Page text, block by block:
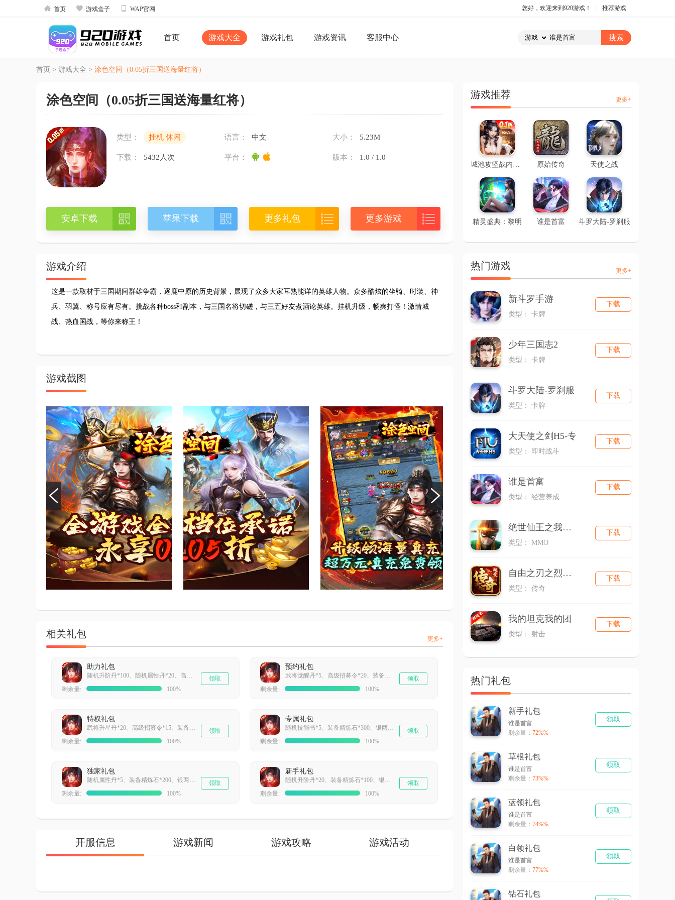
 首页  游戏盒子  WAP官网 您好，欢迎来到920游戏！ 推荐游戏
首页 游戏大全 游戏礼包 游戏资讯 客服中心
首页 > 游戏大全 > 涂色空间（0.05折三国送海量红将）
涂色空间（0.05折三国送海量红将）
类型： 挂机 休闲 语言： 中文 大小： 5.23M
下载： 5432人次 平台： 版本： 1.0 / 1.0
安卓下载  苹果下载  更多礼包  更多游戏 
游戏介绍
这是一款取材于三国期间群雄争霸，逐鹿中原的历史背景，展现了众多大家耳熟能详的英雄人物。众多酷炫的坐骑、时装、神
兵、羽翼、称号应有尽有。挑战各种boss和副本，与三国名将切磋，与三五好友煮酒论英雄。挂机升级，畅爽打怪！激情城
战、热血国战，等你来称王！
游戏截图
相关礼包 更多+
助力礼包
随机升阶丹*100、随机属性丹*20、高级招募令*30、银两兑换卡*5
剩余量:
100%
领取
预约礼包
武将觉醒丹*5、高级招募令*20、装备神铸石*15
剩余量:
100%
领取
特权礼包
武将升星丹*20、高级招募令*15、装备神铸石*10
剩余量:
100%
领取
专属礼包
随机技能书*5、装备精炼石*300、银两兑换卡*3
剩余量:
100%
领取
独家礼包
随机属性丹*5、装备精炼石*200、银两兑换卡*2
剩余量:
100%
领取
新手礼包
随机升阶丹*20、装备精炼石*100、银两兑换卡*1
剩余量:
100%
领取
开服信息 游戏新闻 游戏攻略 游戏活动
游戏推荐 更多+
城池攻坚战内置0.1折 原始传奇 天使之战
精灵盛典：黎明 谁是首富 斗罗大陆-罗刹服
热门游戏 更多+
新斗罗手游
类型： 卡牌
下载
少年三国志2
类型： 卡牌
下载
斗罗大陆-罗刹服
类型： 卡牌
下载
大天使之剑H5-专
类型： 即时战斗
下载
谁是首富
类型： 经营养成
下载
绝世仙王之我欲封天（新）
类型： MMO
下载
自由之刃之烈火传奇
类型： 传奇
下载
我的坦克我的团
类型： 射击
下载
热门礼包
新手礼包
谁是首富
剩余量： 72%%
领取
草根礼包
谁是首富
剩余量： 73%%
领取
蓝领礼包
谁是首富
剩余量： 74%%
领取
白领礼包
谁是首富
剩余量： 77%%
领取
钻石礼包